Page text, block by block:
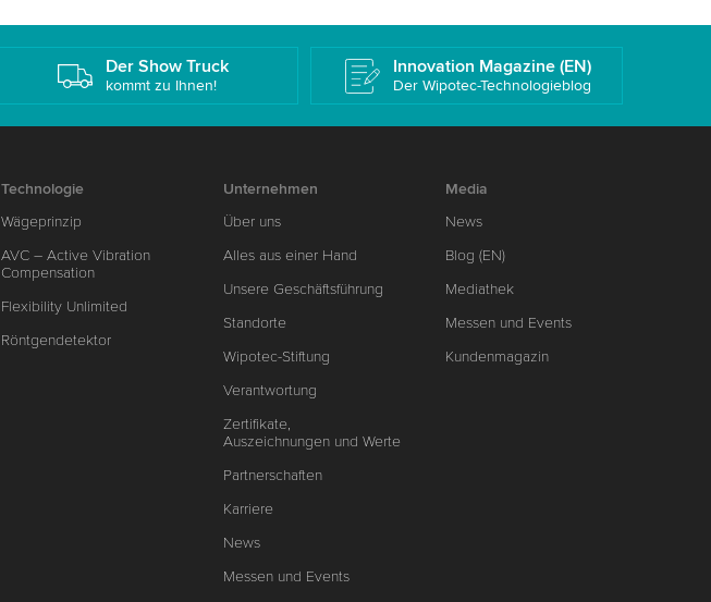
Der Show Truck
kommt zu Ihnen!
Innovation Magazine (EN)
Der Wipotec-Technologieblog
Technologie
Wägeprinzip
AVC – Active Vibration
Compensation
Flexibility Unlimited
Röntgendetektor
Unternehmen
Über uns
Alles aus einer Hand
Unsere Geschäftsführung
Standorte
Wipotec-Stiftung
Verantwortung
Zertifikate,
Auszeichnungen und Werte
Partnerschaften
Karriere
News
Messen und Events
Media
News
Blog (EN)
Mediathek
Messen und Events
Kundenmagazin